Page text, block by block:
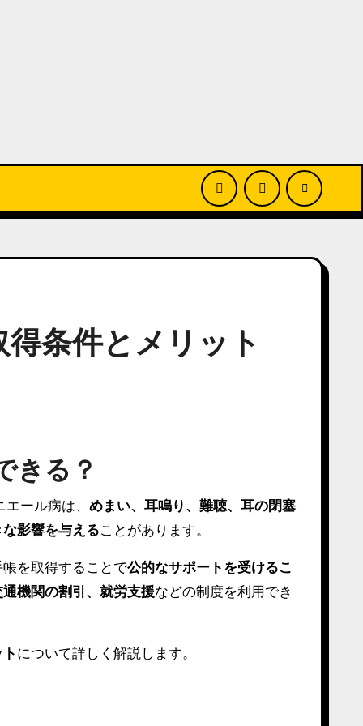
条件とメリット
きる？
ール病は、 めまい、耳鳴り、難聴、耳の閉塞
影響を与えることがあります。
を取得することで公的なサポートを受けるこ
機関の割引、就労支援などの制度を利用でき
について詳しく解説します。